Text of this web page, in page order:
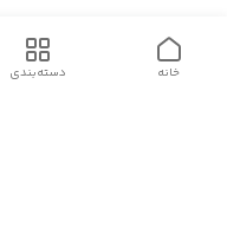
دسته‌بندی خانه